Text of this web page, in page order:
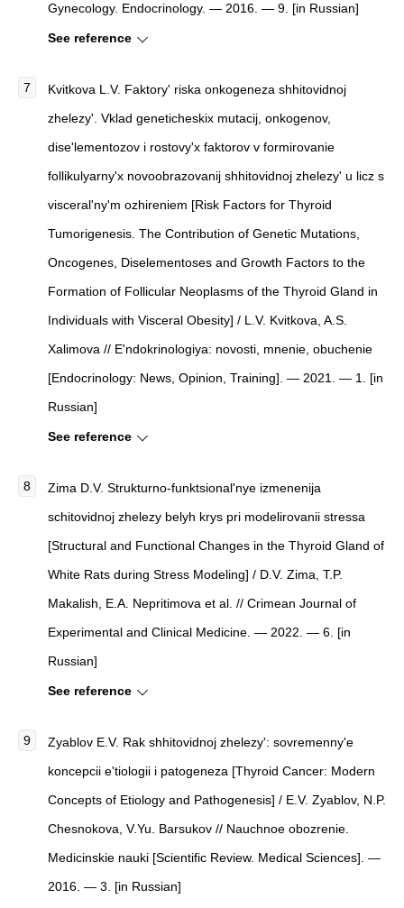
Gynecology. Endocrinology. — 2016. — 9. [in Russian]
See reference
Kvitkova L.V. Faktory' riska onkogeneza shhitovidnoj
zhelezy'. Vklad geneticheskix mutacij, onkogenov,
dise'lementozov i rostovy'x faktorov v formirovanie
follikulyarny'x novoobrazovanij shhitovidnoj zhelezy' u licz s
visceral'ny'm ozhireniem [Risk Factors for Thyroid
Tumorigenesis. The Contribution of Genetic Mutations,
Oncogenes, Diselementoses and Growth Factors to the
Formation of Follicular Neoplasms of the Thyroid Gland in
Individuals with Visceral Obesity] / L.V. Kvitkova, A.S.
Xalimova // E'ndokrinologiya: novosti, mnenie, obuchenie
[Endocrinology: News, Opinion, Training] . — 2021. — 1. [in
Russian]
See reference
Zima D.V. Strukturno-funktsional'nye izmenenija
schitovidnoj zhelezy belyh krys pri modelirovanii stressa
[Structural and Functional Changes in the Thyroid Gland of
White Rats during Stress Modeling] / D.V. Zima, T.P.
Makalish, E.A. Nepritimova et al. // Crimean Journal of
Experimental and Clinical Medicine. — 2022. — 6. [in
Russian]
See reference
Zyablov E.V. Rak shhitovidnoj zhelezy': sovremenny'e
koncepcii e'tiologii i patogeneza [Thyroid Cancer: Modern
Concepts of Etiology and Pathogenesis] / E.V. Zyablov, N.P.
Chesnokova, V.Yu. Barsukov // Nauchnoe obozrenie.
Medicinskie nauki [Scientific Review. Medical Sciences] . —
2016. — 3. [in Russian]